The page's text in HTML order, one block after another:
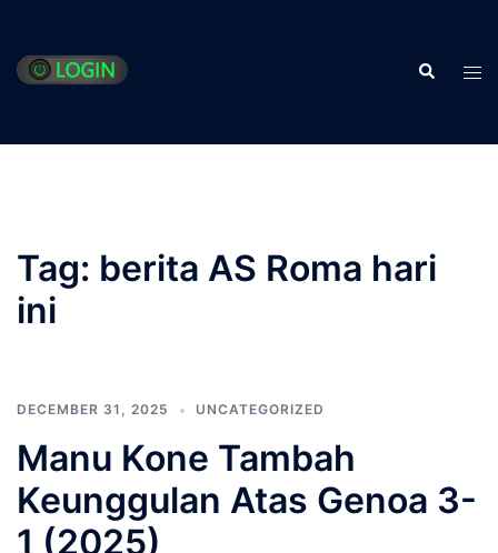
content
Search
Tag: berita AS Roma hari
ini
DECEMBER 31, 2025 UNCATEGORIZED
Manu Kone Tambah
Keunggulan Atas Genoa 3-
1 (2025)